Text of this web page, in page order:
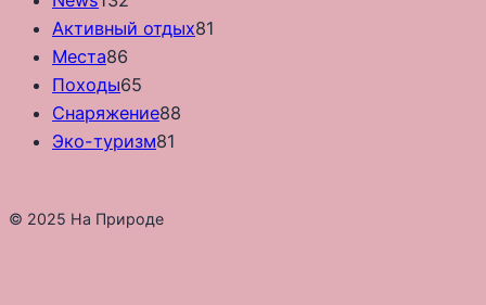
Активный отдых81
Места86
Походы65
Снаряжение88
Эко-туризм81
© 2025 На Природе